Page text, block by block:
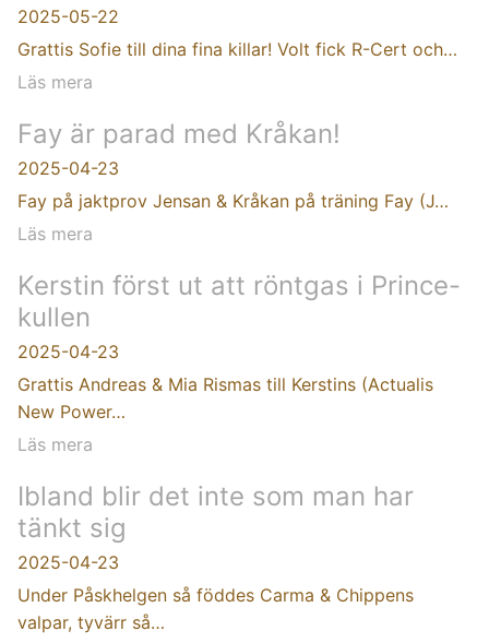
2025-05-22
Grattis Sofie till dina fina killar! Volt fick R-Cert och…
Läs mera
Fay är parad med Kråkan!
2025-04-23
Fay på jaktprov Jensan & Kråkan på träning Fay (J…
Läs mera
Kerstin först ut att röntgas i Prince-
kullen
2025-04-23
Grattis Andreas & Mia Rismas till Kerstins (Actualis
New Power…
Läs mera
Ibland blir det inte som man har
tänkt sig
2025-04-23
Under Påskhelgen så föddes Carma & Chippens
valpar, tyvärr så…